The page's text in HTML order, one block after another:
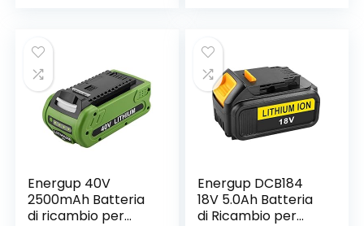
prati fino a 250mq)
Energup 40V
2500mAh Batteria
di ricambio per
Energup DCB184
18V 5.0Ah Batteria
di Ricambio per